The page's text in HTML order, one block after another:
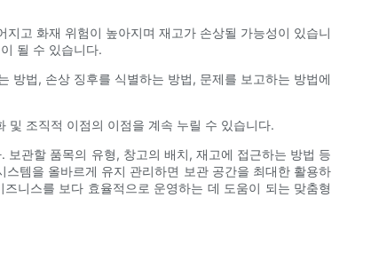
고 화재 위험이 높아지며 재고가 손상될 가능성이 있습니
될 수 있습니다.
방법, 손상 징후를 식별하는 방법, 문제를 보고하는 방법에
및 조직적 이점의 이점을 계속 누릴 수 있습니다.
관할 품목의 유형, 창고의 배치, 재고에 접근하는 방법 등
템을 올바르게 유지 관리하면 보관 공간을 최대한 활용하
니스를 보다 효율적으로 운영하는 데 도움이 되는 맞춤형